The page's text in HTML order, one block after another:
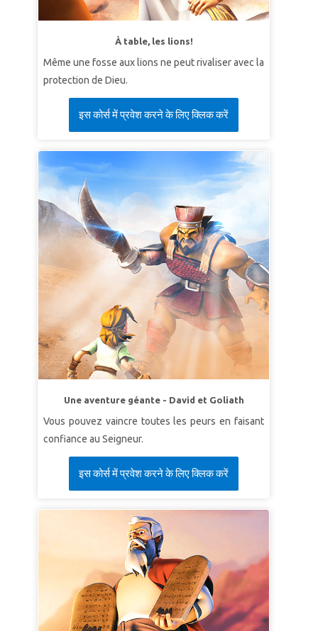
À table, les lions!
Même une fosse aux lions ne peut rivaliser avec la
protection de Dieu.
इस कोर्स में प्रवेश करने के लिए क्लिक करें
Une aventure géante - David et Goliath
Vous pouvez vaincre toutes les peurs en faisant
confiance au Seigneur.
इस कोर्स में प्रवेश करने के लिए क्लिक करें